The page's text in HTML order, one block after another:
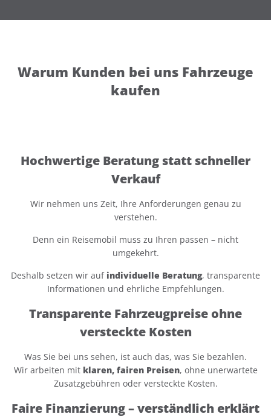
Warum Kunden bei uns Fahrzeuge
kaufen
Hochwertige Beratung statt schneller
Verkauf
Wir nehmen uns Zeit, Ihre Anforderungen genau zu
verstehen.
Denn ein Reisemobil muss zu Ihren passen – nicht
umgekehrt.
Deshalb setzen wir auf individuelle Beratung, transparente
Informationen und ehrliche Empfehlungen.
Transparente Fahrzeugpreise ohne
versteckte Kosten
Was Sie bei uns sehen, ist auch das, was Sie bezahlen.
Wir arbeiten mit klaren, fairen Preisen, ohne unerwartete
Zusatzgebühren oder versteckte Kosten.
Faire Finanzierung – verständlich erklärt